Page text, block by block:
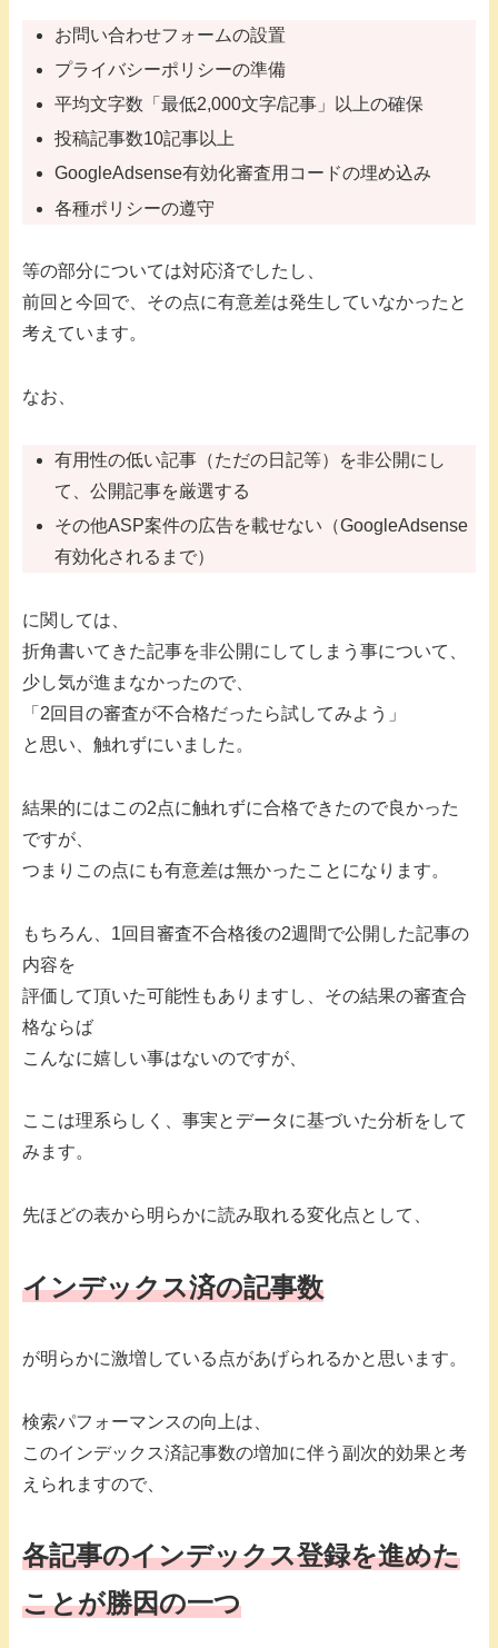
お問い合わせフォームの設置
プライバシーポリシーの準備
平均文字数「最低2,000文字/記事」以上の確保
投稿記事数10記事以上
GoogleAdsense有効化審査用コードの埋め込み
各種ポリシーの遵守
等の部分については対応済でしたし、
前回と今回で、その点に有意差は発生していなかったと
考えています。
なお、
有用性の低い記事（ただの日記等）を非公開にし
て、公開記事を厳選する
その他ASP案件の広告を載せない（GoogleAdsense
有効化されるまで）
に関しては、
折角書いてきた記事を非公開にしてしまう事について、
少し気が進まなかったので、
「2回目の審査が不合格だったら試してみよう」
と思い、触れずにいました。
結果的にはこの2点に触れずに合格できたので良かった
ですが、
つまりこの点にも有意差は無かったことになります。
もちろん、1回目審査不合格後の2週間で公開した記事の
内容を
評価して頂いた可能性もありますし、その結果の審査合
格ならば
こんなに嬉しい事はないのですが、
ここは理系らしく、事実とデータに基づいた分析をして
みます。
先ほどの表から明らかに読み取れる変化点として、
インデックス済の記事数
が明らかに激増している点があげられるかと思います。
検索パフォーマンスの向上は、
このインデックス済記事数の増加に伴う副次的効果と考
えられますので、
各記事のインデックス登録を進めた
ことが勝因の一つ